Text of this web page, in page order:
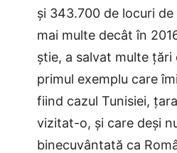
și 343.700 de locuri de
mai multe decât în
știe, a salvat multe țări
primul exemplu care
fiind cazul Tunisiei,
vizitat-o, și care deși
binecuvântată ca